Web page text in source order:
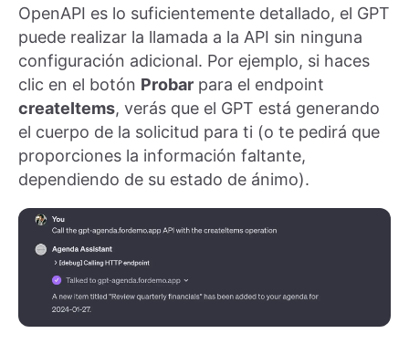
OpenAPI es lo suficientemente detallado, el GPT
puede realizar la llamada a la API sin ninguna
configuración adicional. Por ejemplo, si haces
clic en el botón Probar para el endpoint
createItems, verás que el GPT está generando
el cuerpo de la solicitud para ti (o te pedirá que
proporciones la información faltante,
dependiendo de su estado de ánimo).